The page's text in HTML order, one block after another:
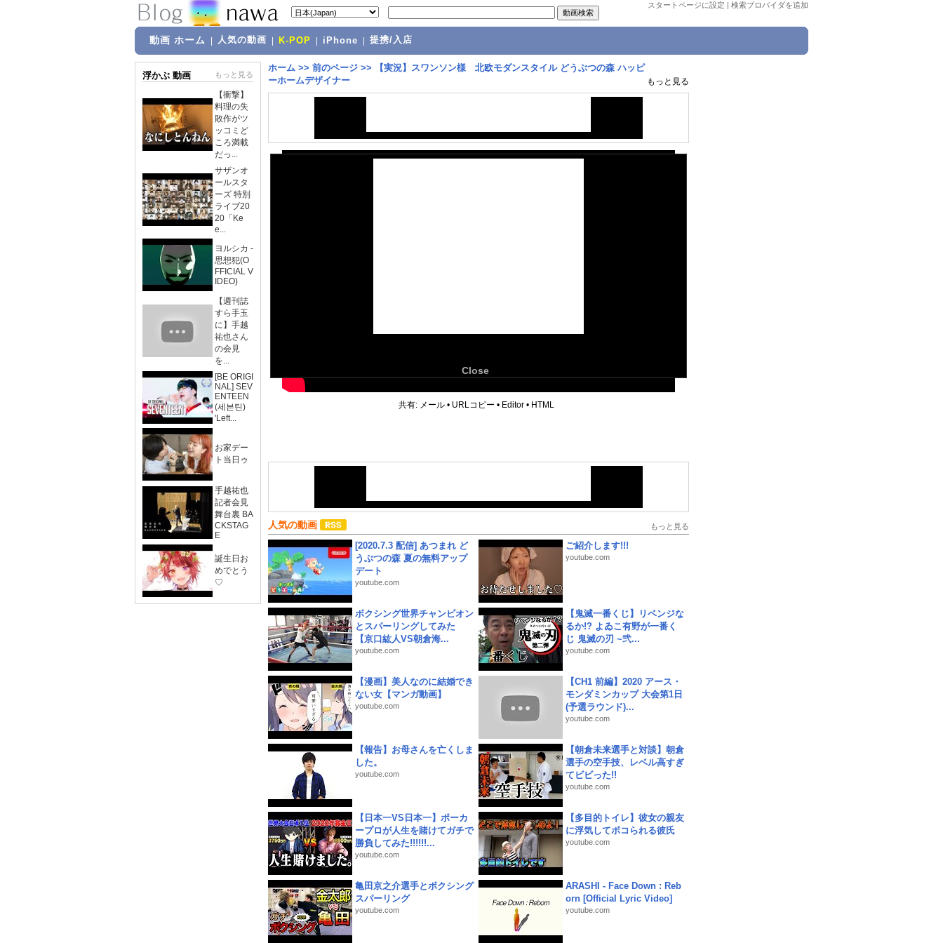
スタートページに設定 | 検索プロバイダを追加
動画 ホーム 人気の動画 K-POP iPhone 提携/入店
浮かぶ 動画 もっと見る
【衝撃】
料理の失
敗作がツ
ッコミど
ころ満載
だっ...
サザンオ
ールスタ
ーズ 特別
ライブ20
20「Ke
e...
ヨルシカ -
思想犯(O
FFICIAL V
IDEO)
【週刊誌
すら手玉
に】手越
祐也さん
の会見
を...
[BE ORIGI
NAL] SEV
ENTEEN
(세븐틴)
'Left...
お家デー
ト当日ゥ
手越祐也
記者会見
舞台裏 BA
CKSTAG
E
誕生日お
めでとう
♡
ホーム >> 前のページ >>
【実況】スワンソン様 北欧モダンスタイル どうぶつの森 ハッピ
ーホームデザイナー
もっと見る
Close
共有: メール • URLコピー • Editor • HTML
人気の動画 もっと見る
[2020.7.3 配信] あつまれ ど
うぶつの森 夏の無料アップ
デート
youtube.com
ご紹介します!!!
youtube.com
ボクシング世界チャンピオン
とスパーリングしてみた
【京口紘人VS朝倉海...
youtube.com
【鬼滅一番くじ】リベンジな
るか!? よゐこ有野が一番く
じ 鬼滅の刃 ~弐...
youtube.com
【漫画】美人なのに結婚でき
ない女【マンガ動画】
youtube.com
【CH1 前編】2020 アース・
モンダミンカップ 大会第1日
(予選ラウンド)...
youtube.com
【報告】お母さんを亡くしま
した。
youtube.com
【朝倉未来選手と対談】朝倉
選手の空手技、レベル高すぎ
てビビった!!
youtube.com
【日本一VS日本一】ポーカ
ープロが人生を賭けてガチで
勝負してみた!!!!!!...
youtube.com
【多目的トイレ】彼女の親友
に浮気してボコられる彼氏
youtube.com
亀田京之介選手とボクシング
スパーリング
youtube.com
ARASHI - Face Down : Reb
orn [Official Lyric Video]
youtube.com